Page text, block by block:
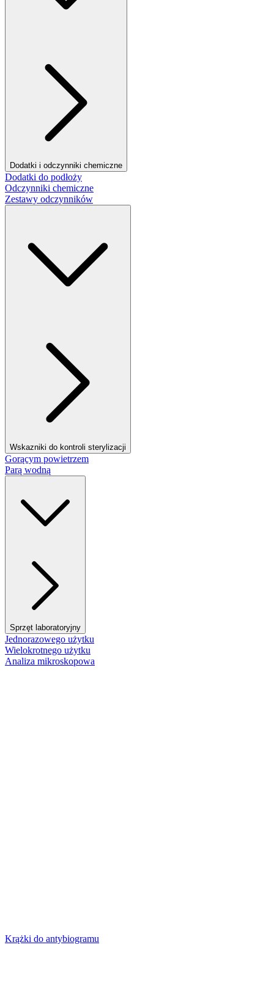
Dodatki i odczynniki chemiczne
Dodatki do podłoży
Odczynniki chemiczne
Zestawy odczynników
Wskazniki do kontroli sterylizacji
Gorącym powietrzem
Parą wodną
Sprzęt laboratoryjny
Jednorazowego użytku
Wielokrotnego użytku
Analiza mikroskopowa
Krążki do antybiogramu